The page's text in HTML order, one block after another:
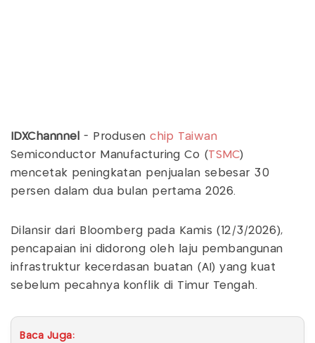
IDXChannnel - Produsenchip Taiwan
Semiconductor Manufacturing Co (TSMC)
mencetak peningkatan penjualan sebesar 30
persen dalam dua bulan pertama 2026.
Dilansir dari Bloomberg pada Kamis (12/3/2026),
pencapaian ini didorong oleh laju pembangunan
infrastruktur kecerdasan buatan (AI) yang kuat
sebelum pecahnya konflik di Timur Tengah.
Baca Juga: